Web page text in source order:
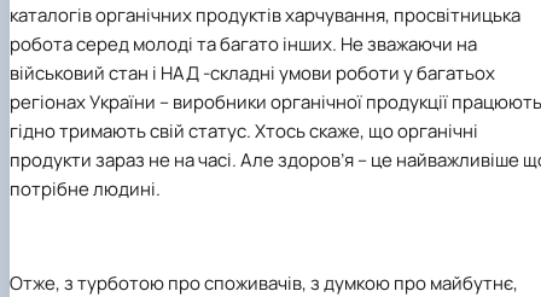
каталогів органічних продуктів харчування, просвітницька
робота серед молоді та багато інших. Не зважаючи на
військовий стан і НАД -складні умови роботи у багатьох
регіонах України – виробники органічної продукції працюють
гідно тримають свій статус. Хтось скаже, що органічні
продукти зараз не на часі. Але здоров’я – це найважливіше
потрібне людині.
Отже, з турботою про споживачів, з думкою про майбутнє,